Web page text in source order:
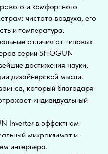
и комфортного
чистота воздуха, его
и температура.
отличия от типовых
серии SHOGUN
достижения науки,
дизайнерской мысли.
который благодаря
индивидуальный
Inverter в эффектном
микроклимат и
интерьера.